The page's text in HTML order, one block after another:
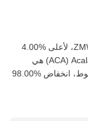
في آخر 24 ساعة. وخلال الأسبوع الماضي، كانت Acala‏ (ACA) هي